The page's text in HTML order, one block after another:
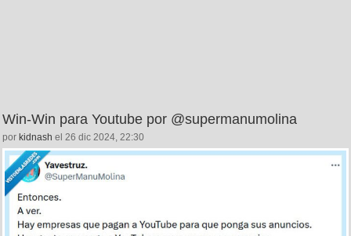
Win-Win para Youtube por @supermanumolina
por kidnash el 26 dic 2024, 22:30